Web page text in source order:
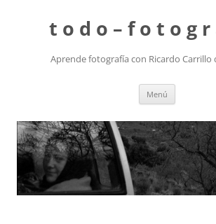
t o d o – f o t o g r
Aprende fotografía con Ricardo Carrillo
Menú